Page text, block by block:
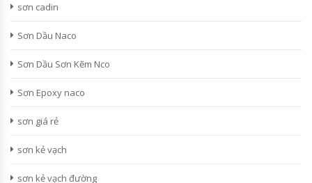
sơn cadin
Sơn Dầu Naco
Sơn Dầu Sơn Kẽm Nco
Sơn Epoxy naco
sơn giá rẻ
sơn kẻ vạch
sơn kẻ vạch đường